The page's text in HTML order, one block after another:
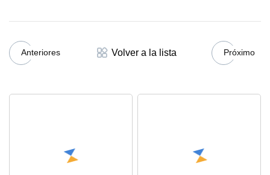
Anteriores Volver a la lista Próximo